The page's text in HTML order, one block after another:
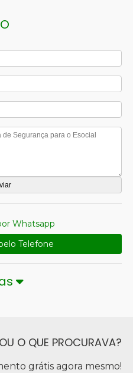
Whatsapp
Telefone
O QUE PROCURAVA?
grátis agora mesmo!